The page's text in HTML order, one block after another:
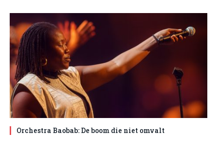
Orchestra Baobab: De boom die niet omvalt